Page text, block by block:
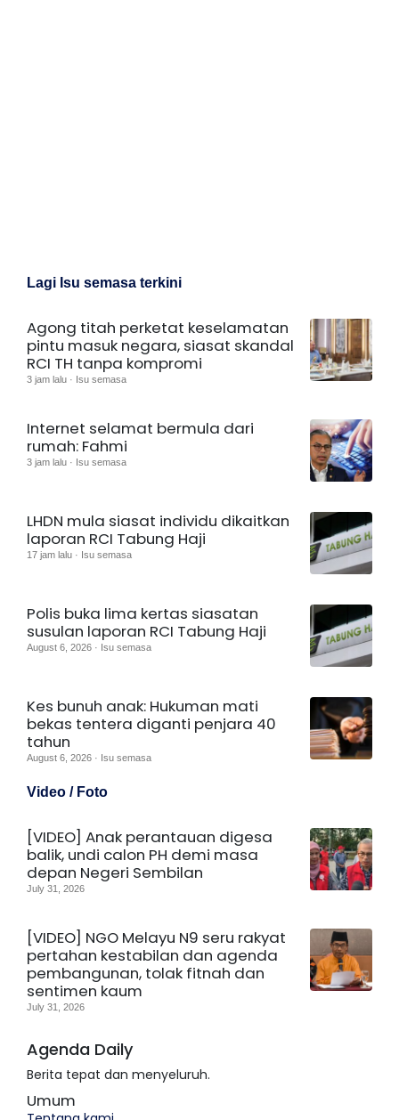
Lagi Isu semasa terkini
Agong titah perketat keselamatan
pintu masuk negara, siasat skandal
RCI TH tanpa kompromi
3 jam lalu · Isu semasa
Internet selamat bermula dari
rumah: Fahmi
3 jam lalu · Isu semasa
LHDN mula siasat individu dikaitkan
laporan RCI Tabung Haji
17 jam lalu · Isu semasa
Polis buka lima kertas siasatan
susulan laporan RCI Tabung Haji
August 6, 2026 · Isu semasa
Kes bunuh anak: Hukuman mati
bekas tentera diganti penjara 40
tahun
August 6, 2026 · Isu semasa
Video / Foto
[VIDEO] Anak perantauan digesa
balik, undi calon PH demi masa
depan Negeri Sembilan
July 31, 2026
[VIDEO] NGO Melayu N9 seru rakyat
pertahan kestabilan dan agenda
pembangunan, tolak fitnah dan
sentimen kaum
July 31, 2026
Agenda Daily
Berita tepat dan menyeluruh.
Umum